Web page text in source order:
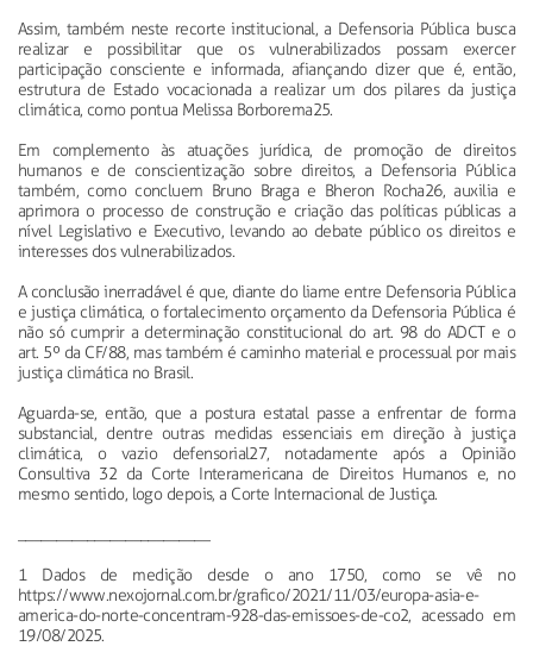
Assim, também neste recorte institucional, a Defensoria Pública busca
realizar e possibilitar que os vulnerabilizados possam exercer
participação consciente e informada, afiançando dizer que é, então,
estrutura de Estado vocacionada a realizar um dos pilares da justiça
climática, como pontua Melissa Borborema25.
Em complemento às atuações jurídica, de promoção de direitos
humanos e de conscientização sobre direitos, a Defensoria Pública
também, como concluem Bruno Braga e Bheron Rocha26, auxilia e
aprimora o processo de construção e criação das políticas públicas a
nível Legislativo e Executivo, levando ao debate público os direitos e
interesses dos vulnerabilizados.
A conclusão inerradável é que, diante do liame entre Defensoria Pública
e justiça climática, o fortalecimento orçamento da Defensoria Pública é
não só cumprir a determinação constitucional do art. 98 do ADCT e o
art. 5º da CF/88, mas também é caminho material e processual por mais
justiça climática no Brasil.
Aguarda-se, então, que a postura estatal passe a enfrentar de forma
substancial, dentre outras medidas essenciais em direção à justiça
climática, o vazio defensorial27, notadamente após a Opinião
Consultiva 32 da Corte Interamericana de Direitos Humanos e, no
mesmo sentido, logo depois, a Corte Internacional de Justiça.
1 Dados de medição desde o ano 1750, como se vê no
https://www.nexojornal.com.br/grafico/2021/11/03/europa-asia-e-
america-do-norte-concentram-928-das-emissoes-de-co2, acessado em
19/08/2025.